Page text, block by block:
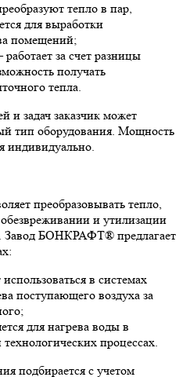
тепло в пар,
для выработки
помещений;
за счет разницы
получать
тепла.
и задач заказчик может
тип оборудования. Мощность
индивидуально.
преобразовывать тепло,
и утилизации
Завод БОНКРАФТ® предлагает
в системах
поступающего воздуха за
для нагрева воды в
процессах.
подбирается с учетом